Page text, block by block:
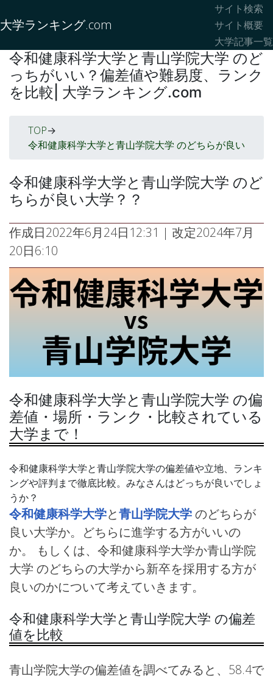
大学ランキング.com
サイト検索
サイト概要
大学記事一覧
令和健康科学大学と青山学院大学 のど
っちがいい？偏差値や難易度、ランク
を比較| 大学ランキング.com
TOP->
令和健康科学大学と青山学院大学 のどちらが良い
令和健康科学大学と青山学院大学 のど
ちらが良い大学？？
作成日2022年6月24日12:31 | 改定2024年7月
20日6:10
令和健康科学大学と青山学院大学 の偏
差値・場所・ランク・比較されている
大学まで！
令和健康科学大学と青山学院大学の偏差値や立地、ランキ
ングや評判まで徹底比較。みなさんはどっちが良いでしょ
うか？
令和健康科学大学と青山学院大学のどちらが
良い大学か。どちらに進学する方がいいの
か。 もしくは、令和健康科学大学か青山学院
大学 のどちらの大学から新卒を採用する方が
良いのかについて考えていきます。
令和健康科学大学と青山学院大学 の偏差
値を比較
青山学院大学の偏差値を調べてみると、58.4で